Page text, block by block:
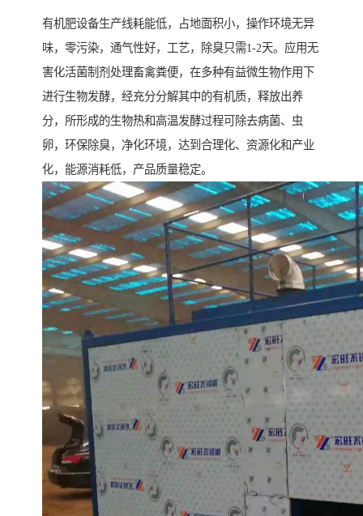
有机肥设备生产线耗能低，占地面积小，操作环境无异
味，零污染，通气性好，工艺，除臭只需1-2天。应用无
害化活菌制剂处理畜禽粪便，在多种有益微生物作用下
进行生物发酵，经充分分解其中的有机质，释放出养
分，所形成的生物热和高温发酵过程可除去病菌、虫
卵，环保除臭，净化环境，达到合理化、资源化和产业
化，能源消耗低，产品质量稳定。